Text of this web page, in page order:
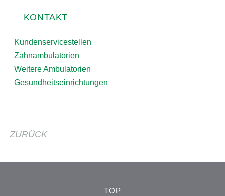
KONTAKT
Kundenservicestellen
Zahnambulatorien
Weitere Ambulatorien
Gesundheitseinrichtungen
ZURÜCK
TOP